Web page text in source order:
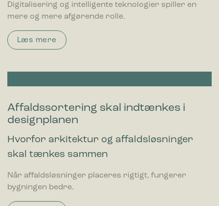
Digitalisering og intelligente teknologier spiller en
mere og mere afgørende rolle.
Læs mere
Affaldssortering skal indtænkes i
designplanen
Hvorfor arkitektur og affaldsløsninger
skal tænkes sammen
Når affaldsløsninger placeres rigtigt, fungerer
bygningen bedre.